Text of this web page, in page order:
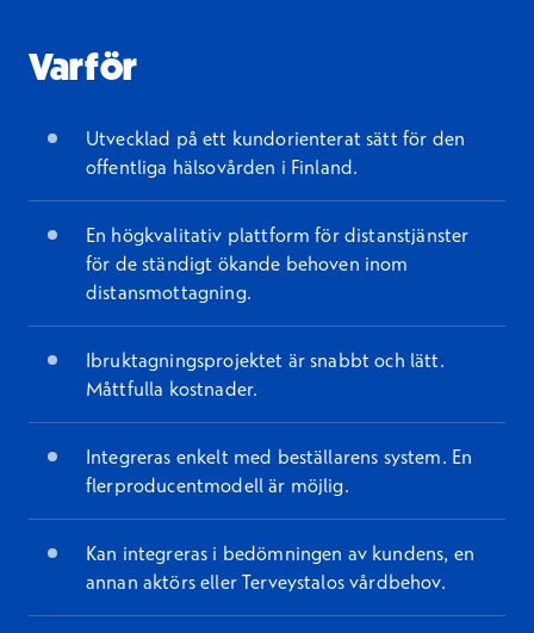
Varför
Utvecklad på ett kundorienterat sätt för den
offentliga hälsovården i Finland.
En högkvalitativ plattform för distanstjänster
för de ständigt ökande behoven inom
distansmottagning.
Ibruktagningsprojektet är snabbt och lätt.
Måttfulla kostnader.
Integreras enkelt med beställarens system. En
flerproducentmodell är möjlig.
Kan integreras i bedömningen av kundens, en
annan aktörs eller Terveystalos vårdbehov.